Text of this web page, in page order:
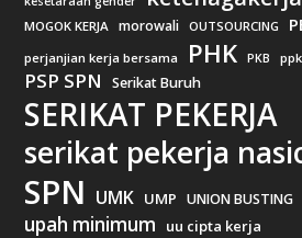
MOGOK KERJA morowali OUTSOURCING
perjanjian kerja bersama PHK PKB
PSP SPN Serikat Buruh
SERIKAT PEKERJA
serikat pekerja
SPN UMK UMP UNION BUSTING
upah minimum uu cipta kerja